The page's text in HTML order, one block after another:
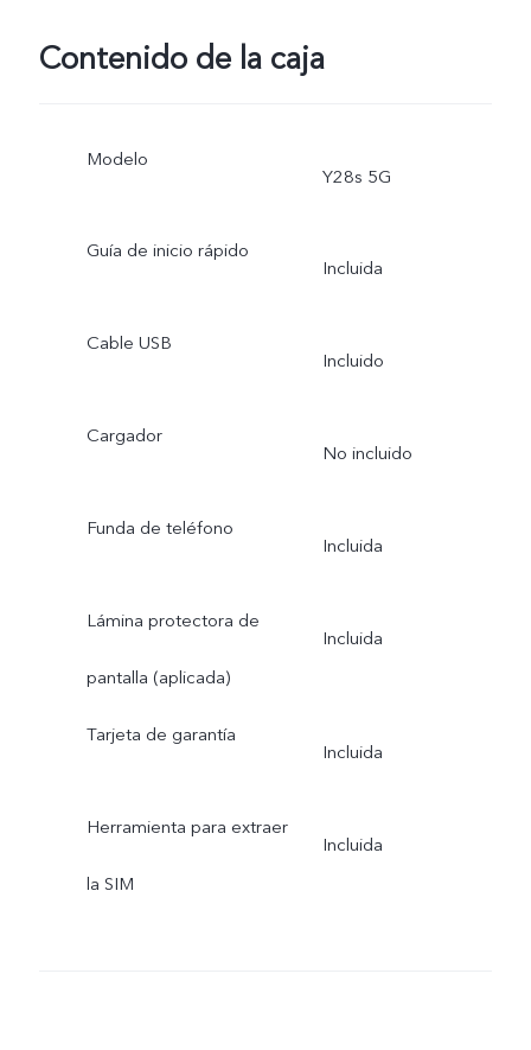
Contenido de la caja
Modelo
Y28s 5G
Guía de inicio rápido
Incluida
Cable USB
Incluido
Cargador
No incluido
Funda de teléfono
Incluida
Lámina protectora de
pantalla (aplicada)
Incluida
Tarjeta de garantía
Incluida
Herramienta para extraer
la SIM
Incluida